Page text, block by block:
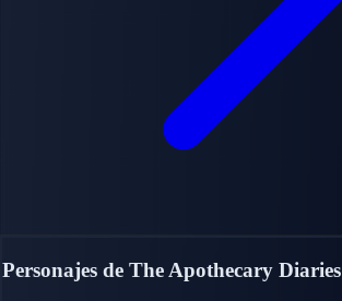
Personajes de The Apothecary Diaries